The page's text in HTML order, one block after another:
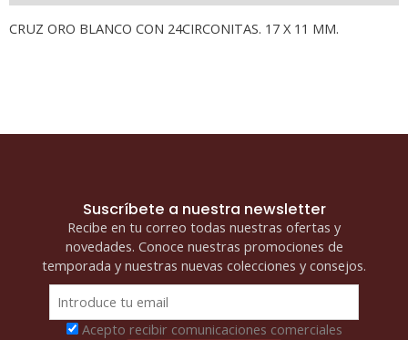
CRUZ ORO BLANCO CON 24CIRCONITAS. 17 X 11 MM.
Suscríbete a nuestra newsletter
Recibe en tu correo todas nuestras ofertas y
novedades. Conoce nuestras promociones de
temporada y nuestras nuevas colecciones y consejos.
Acepto recibir comunicaciones comerciales